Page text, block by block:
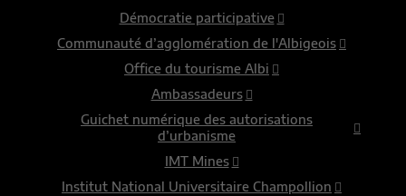
Démocratie participative
Communauté d’agglomération de l'Albigeois
Office du tourisme Albi
Ambassadeurs
Guichet numérique des autorisations
d’urbanisme
IMT Mines
Institut National Universitaire Champollion